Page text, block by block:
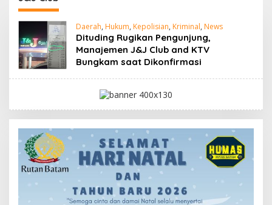
Daerah, Hukum, Kepolisian, Kriminal, News
Dituding Rugikan Pengunjung,
Manajemen J&J Club and KTV
Bungkam saat Dikonfirmasi